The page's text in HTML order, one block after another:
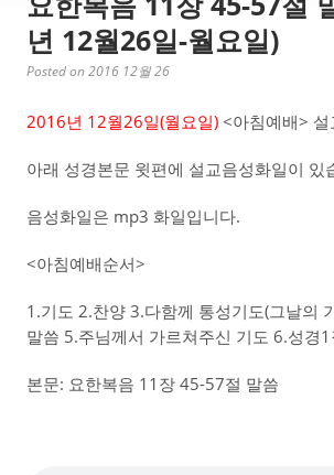
년 12월26일-월요일)
Posted on 2016 12월 26
2016년 12월26일(월요일) <아침예배> 설
아래 성경본문 윗편에 설교음성화일이 있
음성화일은 mp3 화일입니다.
<아침예배순서>
1.기도 2.찬양 3.다함께 통성기도(그날의
말씀 5.주님께서 가르쳐주신 기도 6.성경
본문: 요한복음 11장 45-57절 말씀